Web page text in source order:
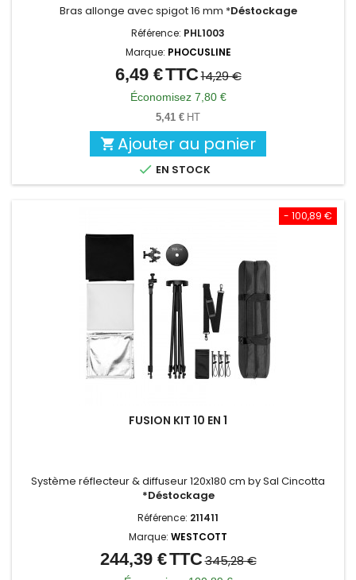
Bras allonge avec spigot 16 mm *Déstockage
Référence: PHL1003
Marque: PHOCUSLINE
Prix
Prix
de
base
6,49 €TTC14,29 €
Économisez 7,80 €
5,41 € HT
 Ajouter au panier
 EN STOCK
- 100,89 €
FUSION KIT 10 EN 1
Système réflecteur & diffuseur 120x180 cm by Sal Cincotta
*Déstockage
Référence: 211411
Marque: WESTCOTT
Prix
Prix
244,39 €TTC345,28 €